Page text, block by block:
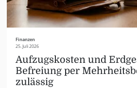
Finanzen
25. Juli 2026
Aufzugskosten und
Befreiung per
zulässig